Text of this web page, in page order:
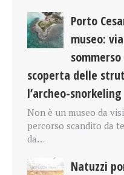
Porto
museo:
scoperta delle
l’archeo-snorkeling
Non è un museo da
percorso scandito da
da…
Natuzzi